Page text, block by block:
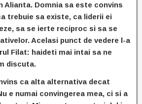
Alianta. Domnia sa este convins
trebuie sa existe, ca liderii ei
sa se ierte reciproc si sa se
Acelasi punct de vedere l-a
Filat: haideti mai intai sa ne
discuta.
ca alta alternativa decat
e numai convingerea mea, ci si a